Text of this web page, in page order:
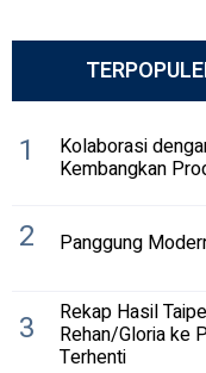
1 Kolaborasi
Kembangkan
2 Panggung
3 Rekap Hasil
Rehan/Gloria ke
Terhenti